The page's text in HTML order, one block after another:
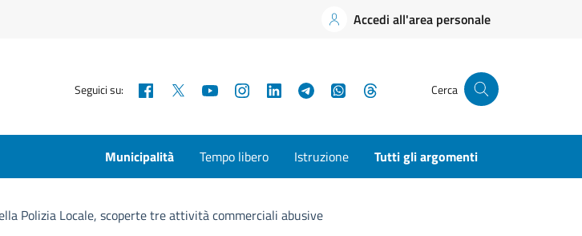
Accedi all'area personale
Seguici su: Facebook YouTubeInstagramLinkedInTelegramWhatsApp Cerca
Municipalità Tempo libero Istruzione Tutti gli argomenti
Polizia Locale, scoperte tre attività commerciali abusive